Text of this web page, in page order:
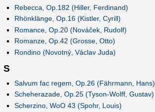
Rebecca, Op.182 (Hiller, Ferdinand)
Rhönklänge, Op.16 (Kistler, Cyrill)
Romance, Op.20 (Nováček, Rudolf)
Romanze, Op.42 (Grosse, Otto)
Rondino (Novotný, Václav Juda)
S
Salvum fac regem, Op.26 (Fährmann, Hans)
Scheherazade, Op.25 (Tyson-Wolff, Gustav)
Scherzino, WoO 43 (Spohr, Louis)